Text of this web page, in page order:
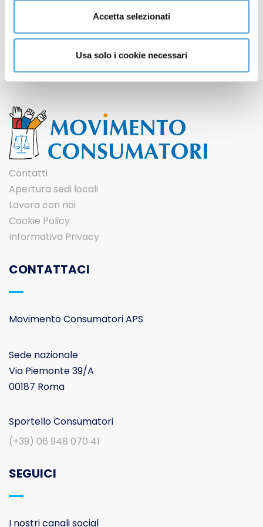
Accetta selezionati
Usa solo i cookie necessari
Contatti
Apertura sedi locali
Lavora con noi
Cookie Policy
Informativa Privacy
CONTATTACI
Movimento Consumatori APS
Sede nazionale
Via Piemonte 39/A
00187 Roma
Sportello Consumatori
(+39) 06 948 070 41
SEGUICI
I nostri canali social